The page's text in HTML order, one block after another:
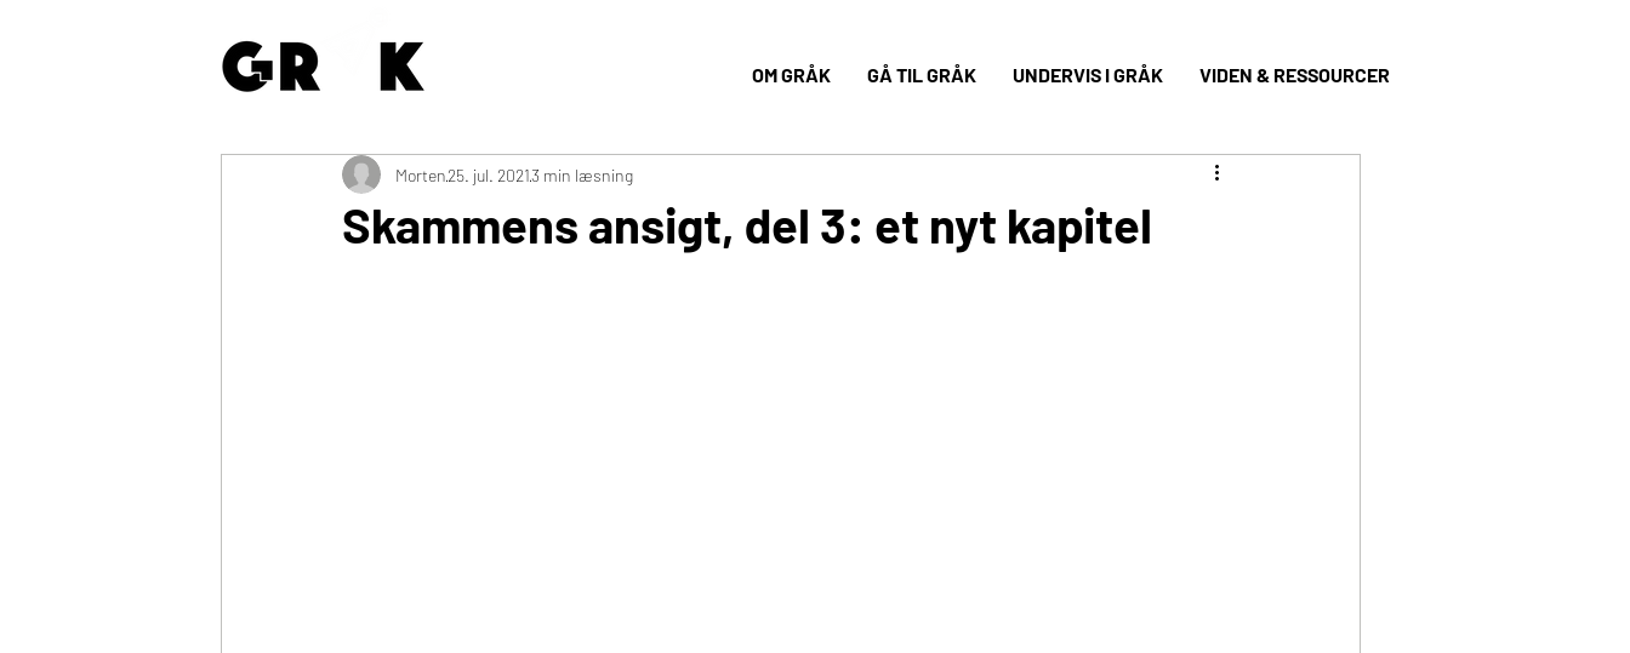
OM GRÅK GÅ TIL GRÅK UNDERVIS I GRÅK VIDEN & RESSOURCER
Skammens ansigt, del 3: et nyt kapitel
Morten25. jul. 20213 min læsning